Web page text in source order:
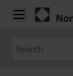
Skip to Content